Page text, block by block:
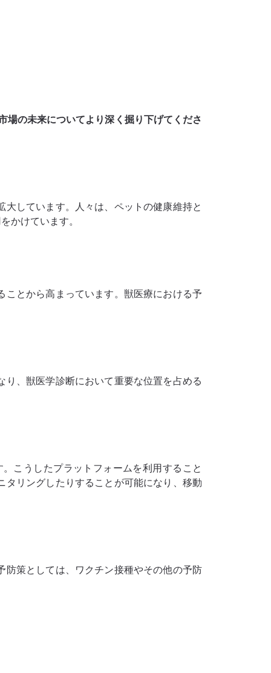
場の未来についてより深く掘り下げてくださ
しています。人々は、ペットの健康維持と
かけています。
とから高まっています。獣医療における予
、獣医学診断において重要な位置を占める
こうしたプラットフォームを利用すること
リングしたりすることが可能になり、移動
防策としては、ワクチン接種やその他の予防